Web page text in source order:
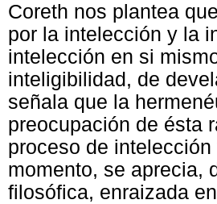
Coreth nos plantea
por la intelección y la
intelección en si
inteligibilidad, de
señala que la
preocupación de ésta
proceso de
momento, se aprecia,
filosófica, enraizada